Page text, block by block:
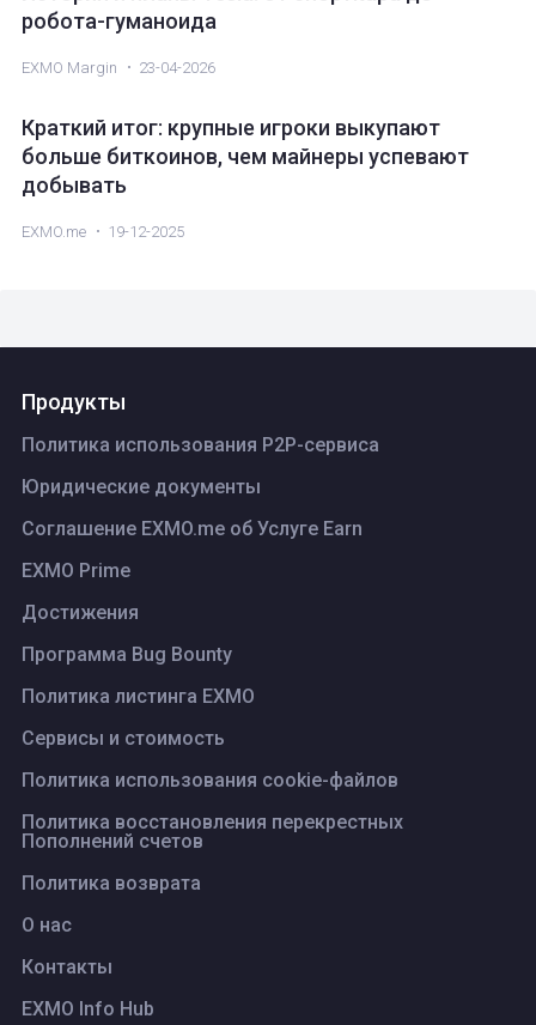
робота-гуманоида
EXMO Margin 23-04-2026
Краткий итог: крупные игроки выкупают
больше биткоинов, чем майнеры успевают
добывать
EXMO.me 19-12-2025
Продукты
Политика использования P2P-сервиса
Юридические документы
Соглашение EXMO.me об Услуге Earn
EXMO Prime
Достижения
Программа Bug Bounty
Политика листинга ЕХМО
Сервисы и стоимость
Политика использования cookie-файлов
Политика восстановления перекрестных
Пополнений счетов
Политика возврата
О нас
Контакты
EXMO Info Hub